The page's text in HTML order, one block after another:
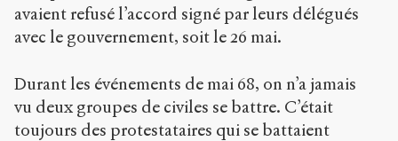
avaient refusé l’accord signé par leurs délégués
avec le gouvernement, soit le 26 mai.
Durant les événements de mai 68, on n’a jamais
vu deux groupes de civiles se battre. C’était
toujours des protestataires qui se battaient